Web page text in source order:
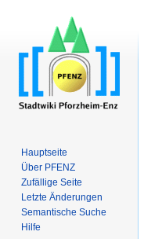
Hauptseite
Über PFENZ
Zufällige Seite
Letzte Änderungen
Semantische Suche
Hilfe